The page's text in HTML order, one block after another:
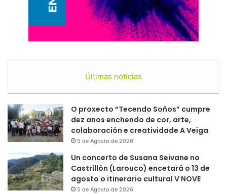
Últimas noticias
O proxecto “Tecendo Soños” cumpre
dez anos enchendo de cor, arte,
colaboración e creatividade A Veiga
5 de Agosto de 2026
Un concerto de Susana Seivane no
Castrillón (Larouco) encetará o 13 de
agosto o itinerario cultural V NOVE
5 de Agosto de 2026